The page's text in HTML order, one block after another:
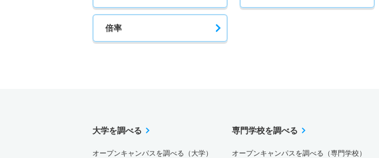
倍率
大学を調べる
オープンキャンパスを調べる（大学）
専門学校を調べる
オープンキャンパスを調べる（専門学校）